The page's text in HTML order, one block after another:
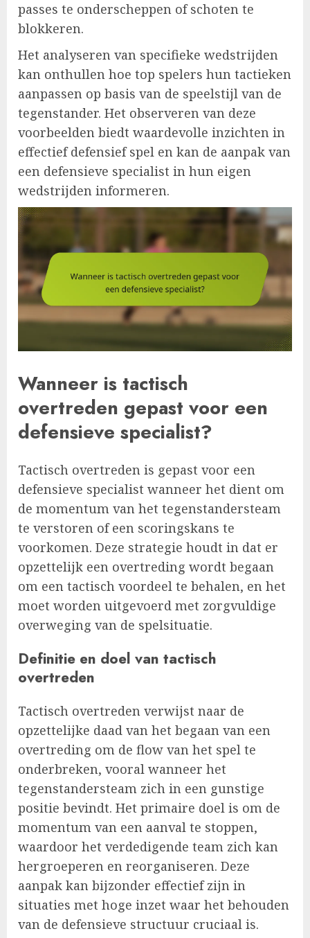
passes te onderscheppen of schoten te
blokkeren.
Het analyseren van specifieke wedstrijden
kan onthullen hoe top spelers hun tactieken
aanpassen op basis van de speelstijl van de
tegenstander. Het observeren van deze
voorbeelden biedt waardevolle inzichten in
effectief defensief spel en kan de aanpak van
een defensieve specialist in hun eigen
wedstrijden informeren.
Wanneer is tactisch
overtreden gepast voor een
defensieve specialist?
Tactisch overtreden is gepast voor een
defensieve specialist wanneer het dient om
de momentum van het tegenstandersteam
te verstoren of een scoringskans te
voorkomen. Deze strategie houdt in dat er
opzettelijk een overtreding wordt begaan
om een tactisch voordeel te behalen, en het
moet worden uitgevoerd met zorgvuldige
overweging van de spelsituatie.
Definitie en doel van tactisch
overtreden
Tactisch overtreden verwijst naar de
opzettelijke daad van het begaan van een
overtreding om de flow van het spel te
onderbreken, vooral wanneer het
tegenstandersteam zich in een gunstige
positie bevindt. Het primaire doel is om de
momentum van een aanval te stoppen,
waardoor het verdedigende team zich kan
hergroeperen en reorganiseren. Deze
aanpak kan bijzonder effectief zijn in
situaties met hoge inzet waar het behouden
van de defensieve structuur cruciaal is.